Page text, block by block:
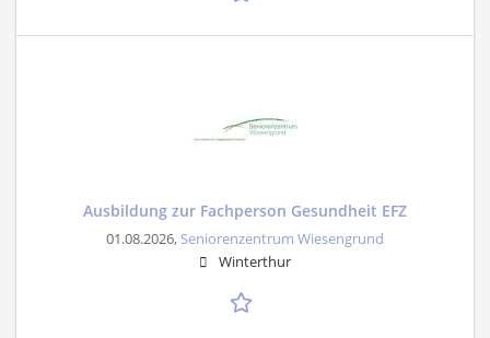
Ausbildung zur Fachperson Gesundheit EFZ
01.08.2026, Seniorenzentrum Wiesengrund
Winterthur